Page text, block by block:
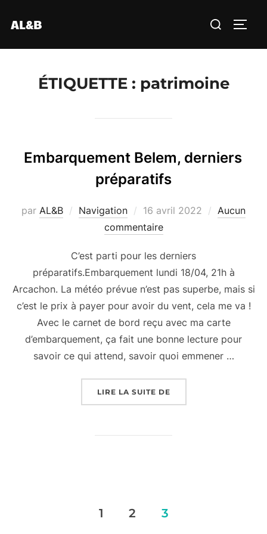
AL&B Rechercher :
ÉTIQUETTE : patrimoine
Embarquement Belem, derniers
préparatifs
par AL&B Navigation
Publié
le
16 avril 2022
Aucun
commentaire
C’est parti pour les derniers
préparatifs.Embarquement lundi 18/04, 21h à
Arcachon. La météo prévue n’est pas superbe, mais si
c’est le prix à payer pour avoir du vent, cela me va !
Avec le carnet de bord reçu avec ma carte
d’embarquement, ça fait une bonne lecture pour
savoir ce qui attend, savoir quoi emmener …
LIRE LA SUITE DE« EMBARQUEMENT
Pagination1 2 3